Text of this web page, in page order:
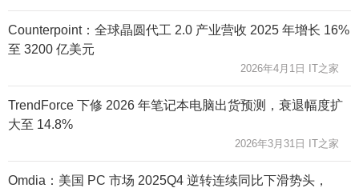
Counterpoint：全球晶圆代工 2.0 产业营收 2025 年增长 16%
至 3200 亿美元
2026年4月1日 IT之家
TrendForce 下修 2026 年笔记本电脑出货预测，衰退幅度扩
大至 14.8%
2026年3月31日 IT之家
Omdia：美国 PC 市场 2025Q4 逆转连续同比下滑势头，